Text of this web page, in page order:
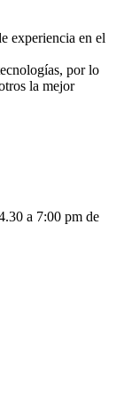
experiencia en el
por lo
la mejor
a 7:00 pm de